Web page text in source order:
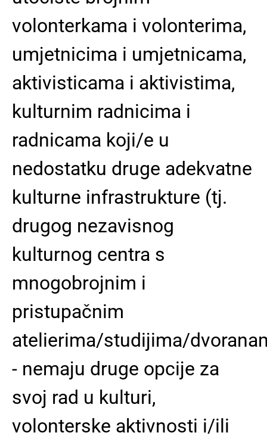
volonterkama i volonterima,
umjetnicima i umjetnicama,
aktivisticama i aktivistima,
kulturnim radnicima i
radnicama koji/e u
nedostatku druge adekvatne
kulturne infrastrukture (tj.
drugog nezavisnog
kulturnog centra s
mnogobrojnim i
pristupačnim
atelierima/studijima/
- nemaju druge opcije za
svoj rad u kulturi,
volonterske aktivnosti i/ili